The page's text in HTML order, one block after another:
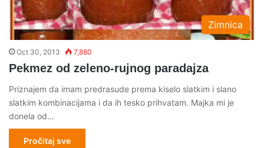
Zimnica
Oct 30, 2013 7,880
Pekmez od zeleno-rujnog paradajza
Priznajem da imam predrasude prema kiselo slatkim i slano
slatkim kombinacijama i da ih tesko prihvatam. Majka mi je
donela od…
Pročitaj sve